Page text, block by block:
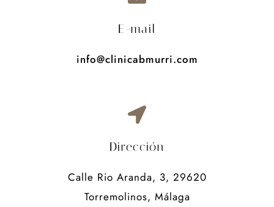
E-mail
info@clinicabmurri.com
Dirección
Calle Rio Aranda, 3, 29620
Torremolinos, Málaga